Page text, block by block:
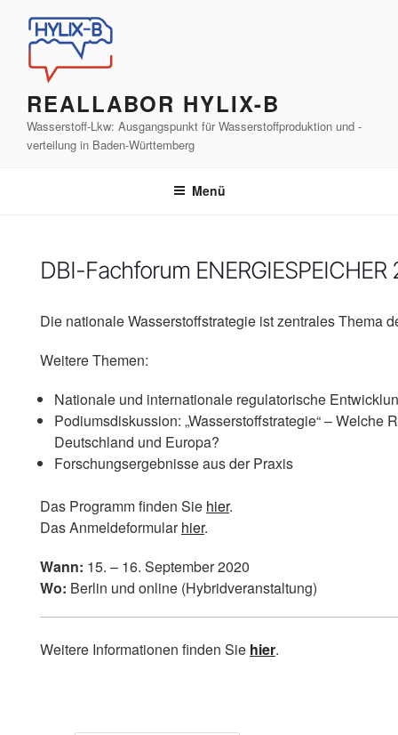
Inhalt
springen
REALLABOR HYLIX-B
Wasserstoff-Lkw: Ausgangspunkt für Wasserstoffproduktion und -
verteilung in Baden-Württemberg
Menü
DBI-Fachforum
Die nationale Wasserstoffstrategie ist zentrales Thema
Weitere Themen:
Nationale und internationale regulatorische
Podiumsdiskussion: „Wasserstoffstrategie“ –
Deutschland und Europa?
Forschungsergebnisse aus der Praxis
Das Programm finden Sie hier.
Das Anmeldeformularhier.
Wann: 15. – 16. September 2020
Wo: Berlin und online (Hybridveranstaltung)
Weitere Informationen finden Sie hier.